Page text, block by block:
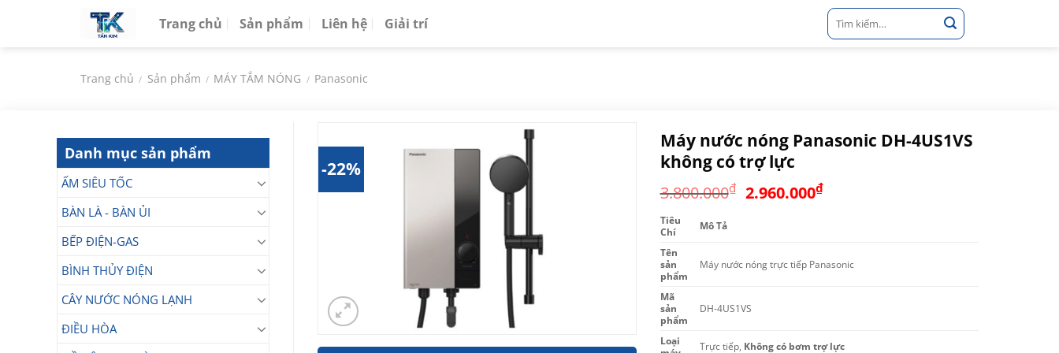
Trang chủ Sản phẩm Liên hệ Giải trí
Tìm
kiếm:
Trang chủ / Sản phẩm / MÁY TẮM NÓNG / Panasonic
Danh mục sản phẩm
ẤM SIÊU TỐC
BÀN LÀ - BÀN ỦI
BẾP ĐIỆN-GAS
BÌNH THỦY ĐIỆN
CÂY NƯỚC NÓNG LẠNH
ĐIỀU HÒA
-22%
Máy nước nóng Panasonic DH-4US1VS
không có trợ lực
3.800.000₫ Giá
2.960.000₫Giá
2.960.000₫.
Tiêu
Chí
Mô Tả
Tên
sản
phẩm
Máy nước nóng trực tiếp Panasonic
Mã
sản
phẩm
DH-4US1VS
Loại
Trực tiếp, Không có bơm trợ lực